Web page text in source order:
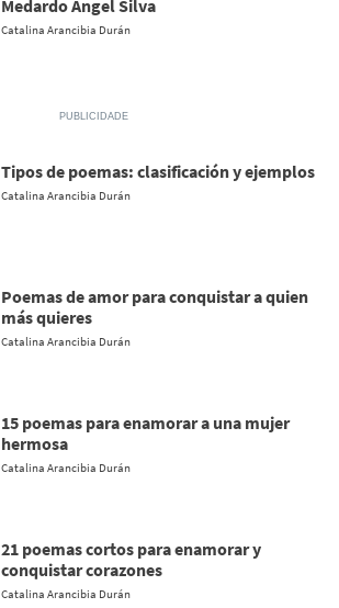
Medardo Ángel Silva
Catalina Arancibia Durán
Tipos de poemas: clasificación y ejemplos
Catalina Arancibia Durán
Poemas de amor para conquistar a quien
más quieres
Catalina Arancibia Durán
15 poemas para enamorar a una mujer
hermosa
Catalina Arancibia Durán
21 poemas cortos para enamorar y
conquistar corazones
Catalina Arancibia Durán